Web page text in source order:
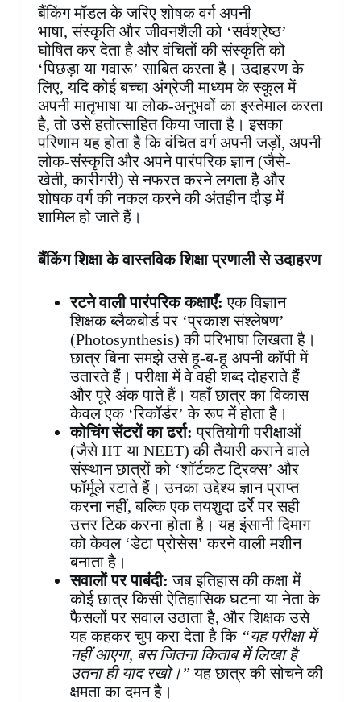
बैंकिंग मॉडल के जरिए शोषक वर्ग अपनी
भाषा, संस्कृति और जीवनशैली को ‘सर्वश्रेष्ठ’
घोषित कर देता है और वंचितों की संस्कृति को
‘पिछड़ा या गवारू’ साबित करता है। उदाहरण के
लिए, यदि कोई बच्चा अंग्रेजी माध्यम के स्कूल में
अपनी मातृभाषा या लोक-अनुभवों का इस्तेमाल करता
है, तो उसे हतोत्साहित किया जाता है। इसका
परिणाम यह होता है कि वंचित वर्ग अपनी जड़ों, अपनी
लोक-संस्कृति और अपने पारंपरिक ज्ञान (जैसे-
खेती, कारीगरी) से नफरत करने लगता है और
शोषक वर्ग की नकल करने की अंतहीन दौड़ में
शामिल हो जाते हैं।
बैंकिंग शिक्षा के वास्तविक शिक्षा प्रणाली से उदाहरण
रटने वाली पारंपरिक कक्षाएँ: एक विज्ञान
शिक्षक ब्लैकबोर्ड पर ‘प्रकाश संश्लेषण’
(Photosynthesis) की परिभाषा लिखता है।
छात्र बिना समझे उसे हू-ब-हू अपनी कॉपी में
उतारते हैं। परीक्षा में वे वही शब्द दोहराते हैं
और पूरे अंक पाते हैं। यहाँ छात्र का विकास
केवल एक ‘रिकॉर्डर’ के रूप में होता है।
कोचिंग सेंटरों का ढर्रा: प्रतियोगी परीक्षाओं
(जैसे IIT या NEET) की तैयारी कराने वाले
संस्थान छात्रों को ‘शॉर्टकट ट्रिक्स’ और
फॉर्मूले रटाते हैं। उनका उद्देश्य ज्ञान प्राप्त
करना नहीं, बल्कि एक तयशुदा ढर्रे पर सही
उत्तर टिक करना होता है। यह इंसानी दिमाग
को केवल ‘डेटा प्रोसेस’ करने वाली मशीन
बनाता है।
सवालों पर पाबंदी: जब इतिहास की कक्षा में
कोई छात्र किसी ऐतिहासिक घटना या नेता के
फैसलों पर सवाल उठाता है, और शिक्षक उसे
यह कहकर चुप करा देता है कि “यह परीक्षा में
नहीं आएगा, बस जितना किताब में लिखा है
उतना ही याद रखो।” यह छात्र की सोचने की
क्षमता का दमन है।